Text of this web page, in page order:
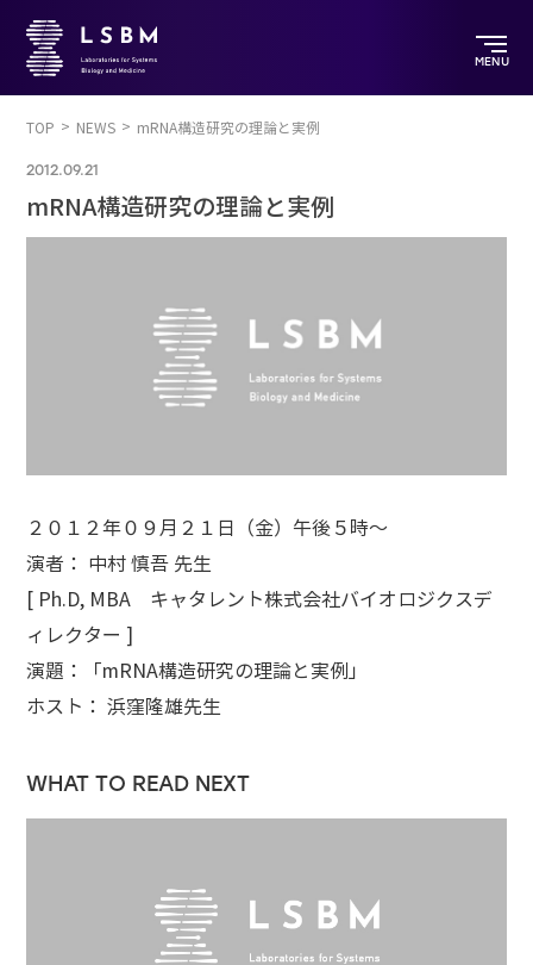
MENU
TOP NEWS mRNA構造研究の理論と実例
2012.09.21
mRNA構造研究の理論と実例
２０１２年０９月２１日（金）午後５時～
演者： 中村 慎吾 先生
[ Ph.D, MBA キャタレント株式会社バイオロジクスデ
ィレクター ]
演題：「mRNA構造研究の理論と実例」
ホスト： 浜窪隆雄先生
WHAT TO READ NEXT